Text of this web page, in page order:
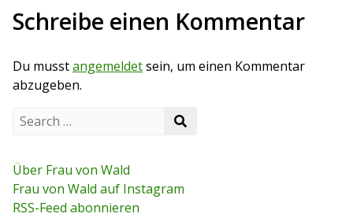
t
r
a
g
s
n
a
o
u
o
s
t
t
p
t
Schreibe einen Kommentar
Du musstangemeldetsein, um einen Kommentar
abzugeben.
c
h
f
o
Über Frau von Wald
Frau von Wald auf Instagram
RSS-Feed abonnieren